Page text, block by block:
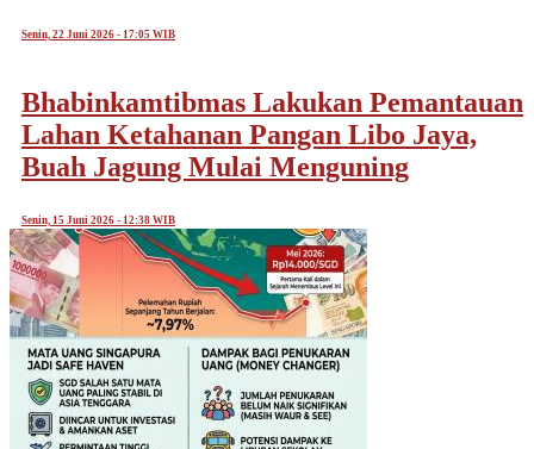
Senin, 22 Juni 2026 - 17:05 WIB
Bhabinkamtibmas Lakukan Pemantauan
Lahan Ketahanan Pangan Libo Jaya,
Buah Jagung Mulai Menguning
Senin, 15 Juni 2026 - 12:38 WIB